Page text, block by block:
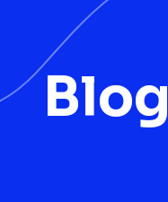
Blog